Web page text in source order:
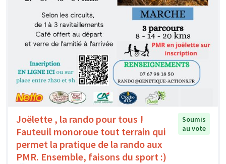
Joëlette , la rando pour tous !
Fauteuil monoroue tout terrain qui
permet la pratique de la rando aux
PMR. Ensemble, faisons du sport :)
Soumis
au vote